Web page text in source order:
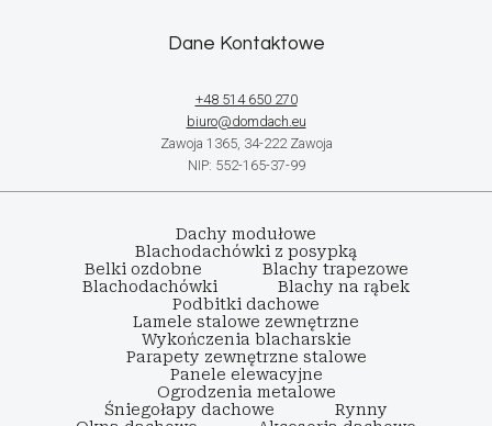
Dane Kontaktowe
+48 514 650 270
biuro@domdach.eu
Zawoja 1365, 34-222 Zawoja
NIP: 552-165-37-99
Dachy modułowe
Blachodachówki z posypką
Belki ozdobne
Blachy trapezowe
Blachodachówki
Blachy na rąbek
Podbitki dachowe
Lamele stalowe zewnętrzne
Wykończenia blacharskie
Parapety zewnętrzne stalowe
Panele elewacyjne
Ogrodzenia metalowe
Śniegołapy dachowe
Rynny